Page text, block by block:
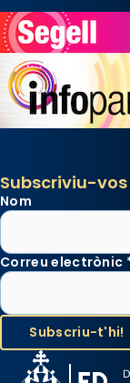
Subscriviu-
Nom
Correu electrònic